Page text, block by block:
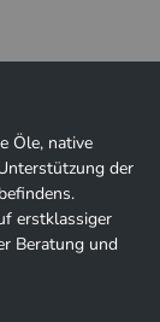
Öle, native
der
erstklassiger
Beratung und